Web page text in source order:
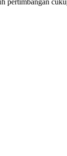
pertimbangan